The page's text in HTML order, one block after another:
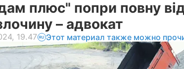
плюс" попри повну
– адвокат
19.47 Этот материал также можно